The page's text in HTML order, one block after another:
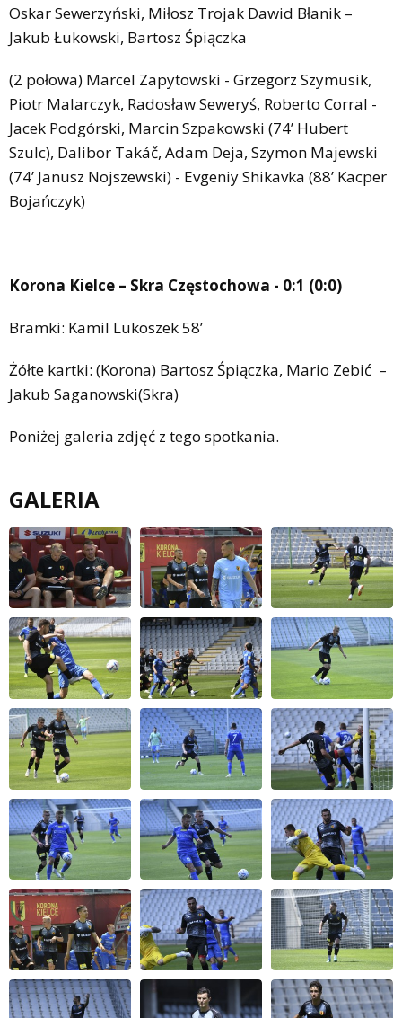
Oskar Sewerzyński, Miłosz Trojak Dawid Błanik –
Jakub Łukowski, Bartosz Śpiączka
(2 połowa) Marcel Zapytowski - Grzegorz Szymusik,
Piotr Malarczyk, Radosław Seweryś, Roberto Corral -
Jacek Podgórski, Marcin Szpakowski (74’ Hubert
Szulc), Dalibor Takáč, Adam Deja, Szymon Majewski
(74’ Janusz Nojszewski) - Evgeniy Shikavka (88’ Kacper
Bojańczyk)
Korona Kielce – Skra Częstochowa - 0:1 (0:0)
Bramki: Kamil Lukoszek 58’
Żółte kartki: (Korona) Bartosz Śpiączka, Mario Zebić –
Jakub Saganowski(Skra)
Poniżej galeria zdjęć z tego spotkania.
GALERIA